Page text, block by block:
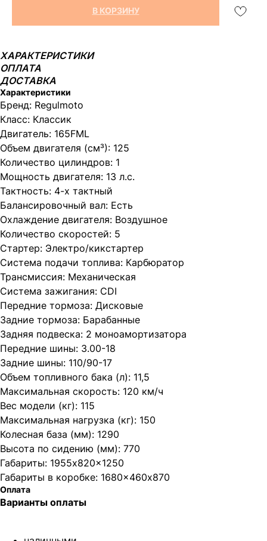
В КОРЗИНУ
ХАРАКТЕРИСТИКИ
ОПЛАТА
ДОСТАВКА
Характеристики
Бренд: Regulmoto
Класс: Классик
Двигатель: 165FML
Объем двигателя (см³): 125
Количество цилиндров: 1
Мощность двигателя: 13 л.с.
Тактность: 4-х тактный
Балансировочный вал: Есть
Охлаждение двигателя: Воздушное
Количество скоростей: 5
Стартер: Электро/кикстартер
Система подачи топлива: Карбюратор
Трансмиссия: Механическая
Система зажигания: CDI
Передние тормоза: Дисковые
Задние тормоза: Барабанные
Задняя подвеска: 2 моноамортизатора
Передние шины: 3.00-18
Задние шины: 110/90-17
Объем топливного бака (л): 11,5
Максимальная скорость: 120 км/ч
Вес модели (кг): 115
Максимальная нагрузка (кг): 150
Колесная база (мм): 1290
Высота по сидению (мм): 770
Габариты: 1955x820x1250
Габариты в коробке: 1680×460х870
Оплата
Варианты оплаты